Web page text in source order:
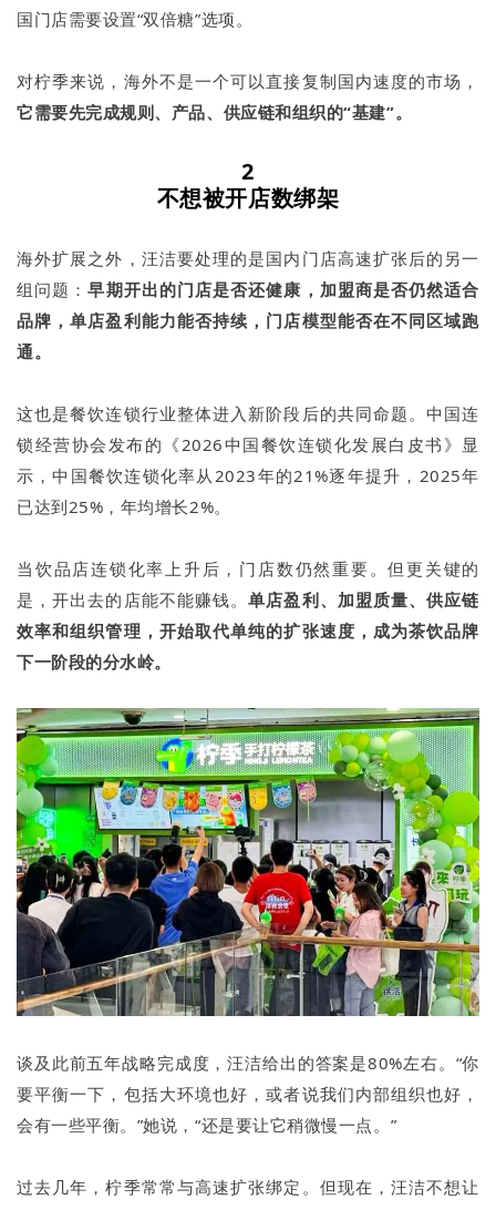
国门店需要设置“双倍糖”选项。
对柠季来说，海外不是一个可以直接复制国内速度的市场，
它需要先完成规则、产品、供应链和组织的“基建”。
2
不想被开店数绑架
海外扩展之外，汪洁要处理的是国内门店高速扩张后的另一
组问题：早期开出的门店是否还健康，加盟商是否仍然适合
品牌，单店盈利能力能否持续，门店模型能否在不同区域跑
通。
这也是餐饮连锁行业整体进入新阶段后的共同命题。中国连
锁经营协会发布的《2026中国餐饮连锁化发展白皮书》显
示，中国餐饮连锁化率从2023年的21%逐年提升，2025年
已达到25%，年均增长2%。
当饮品店连锁化率上升后，门店数仍然重要。但更关键的
是，开出去的店能不能赚钱。单店盈利、加盟质量、供应链
效率和组织管理，开始取代单纯的扩张速度，成为茶饮品牌
下一阶段的分水岭。
谈及此前五年战略完成度，汪洁给出的答案是80%左右。“你
要平衡一下，包括大环境也好，或者说我们内部组织也好，
会有一些平衡。”她说，“还是要让它稍微慢一点。”
过去几年，柠季常常与高速扩张绑定。但现在，汪洁不想让